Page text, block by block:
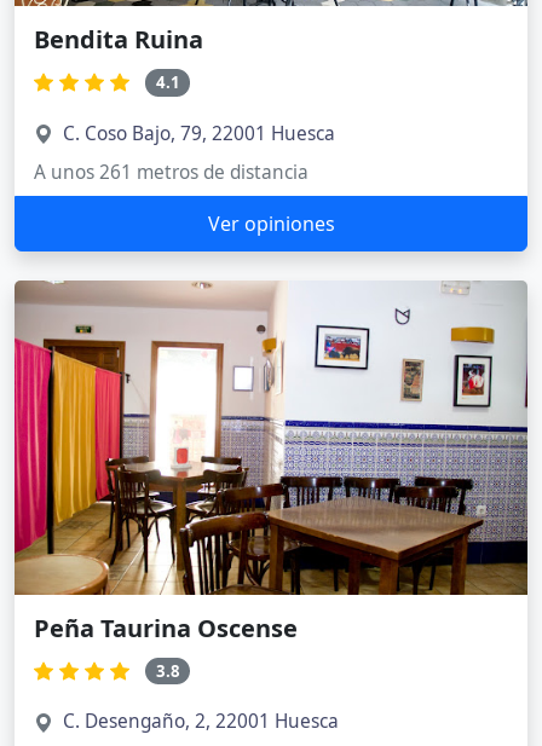
Bendita Ruina
4.1
C. Coso Bajo, 79, 22001 Huesca
A unos 261 metros de distancia
Ver opiniones
Peña Taurina Oscense
3.8
C. Desengaño, 2, 22001 Huesca